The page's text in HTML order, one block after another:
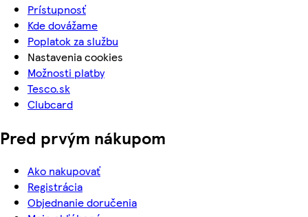
Prístupnosť
Kde dovážame
Poplatok za službu
Nastavenia cookies
Možnosti platby
Tesco.sk
Clubcard
Pred prvým nákupom
Ako nakupovať
Registrácia
Objednanie doručenia